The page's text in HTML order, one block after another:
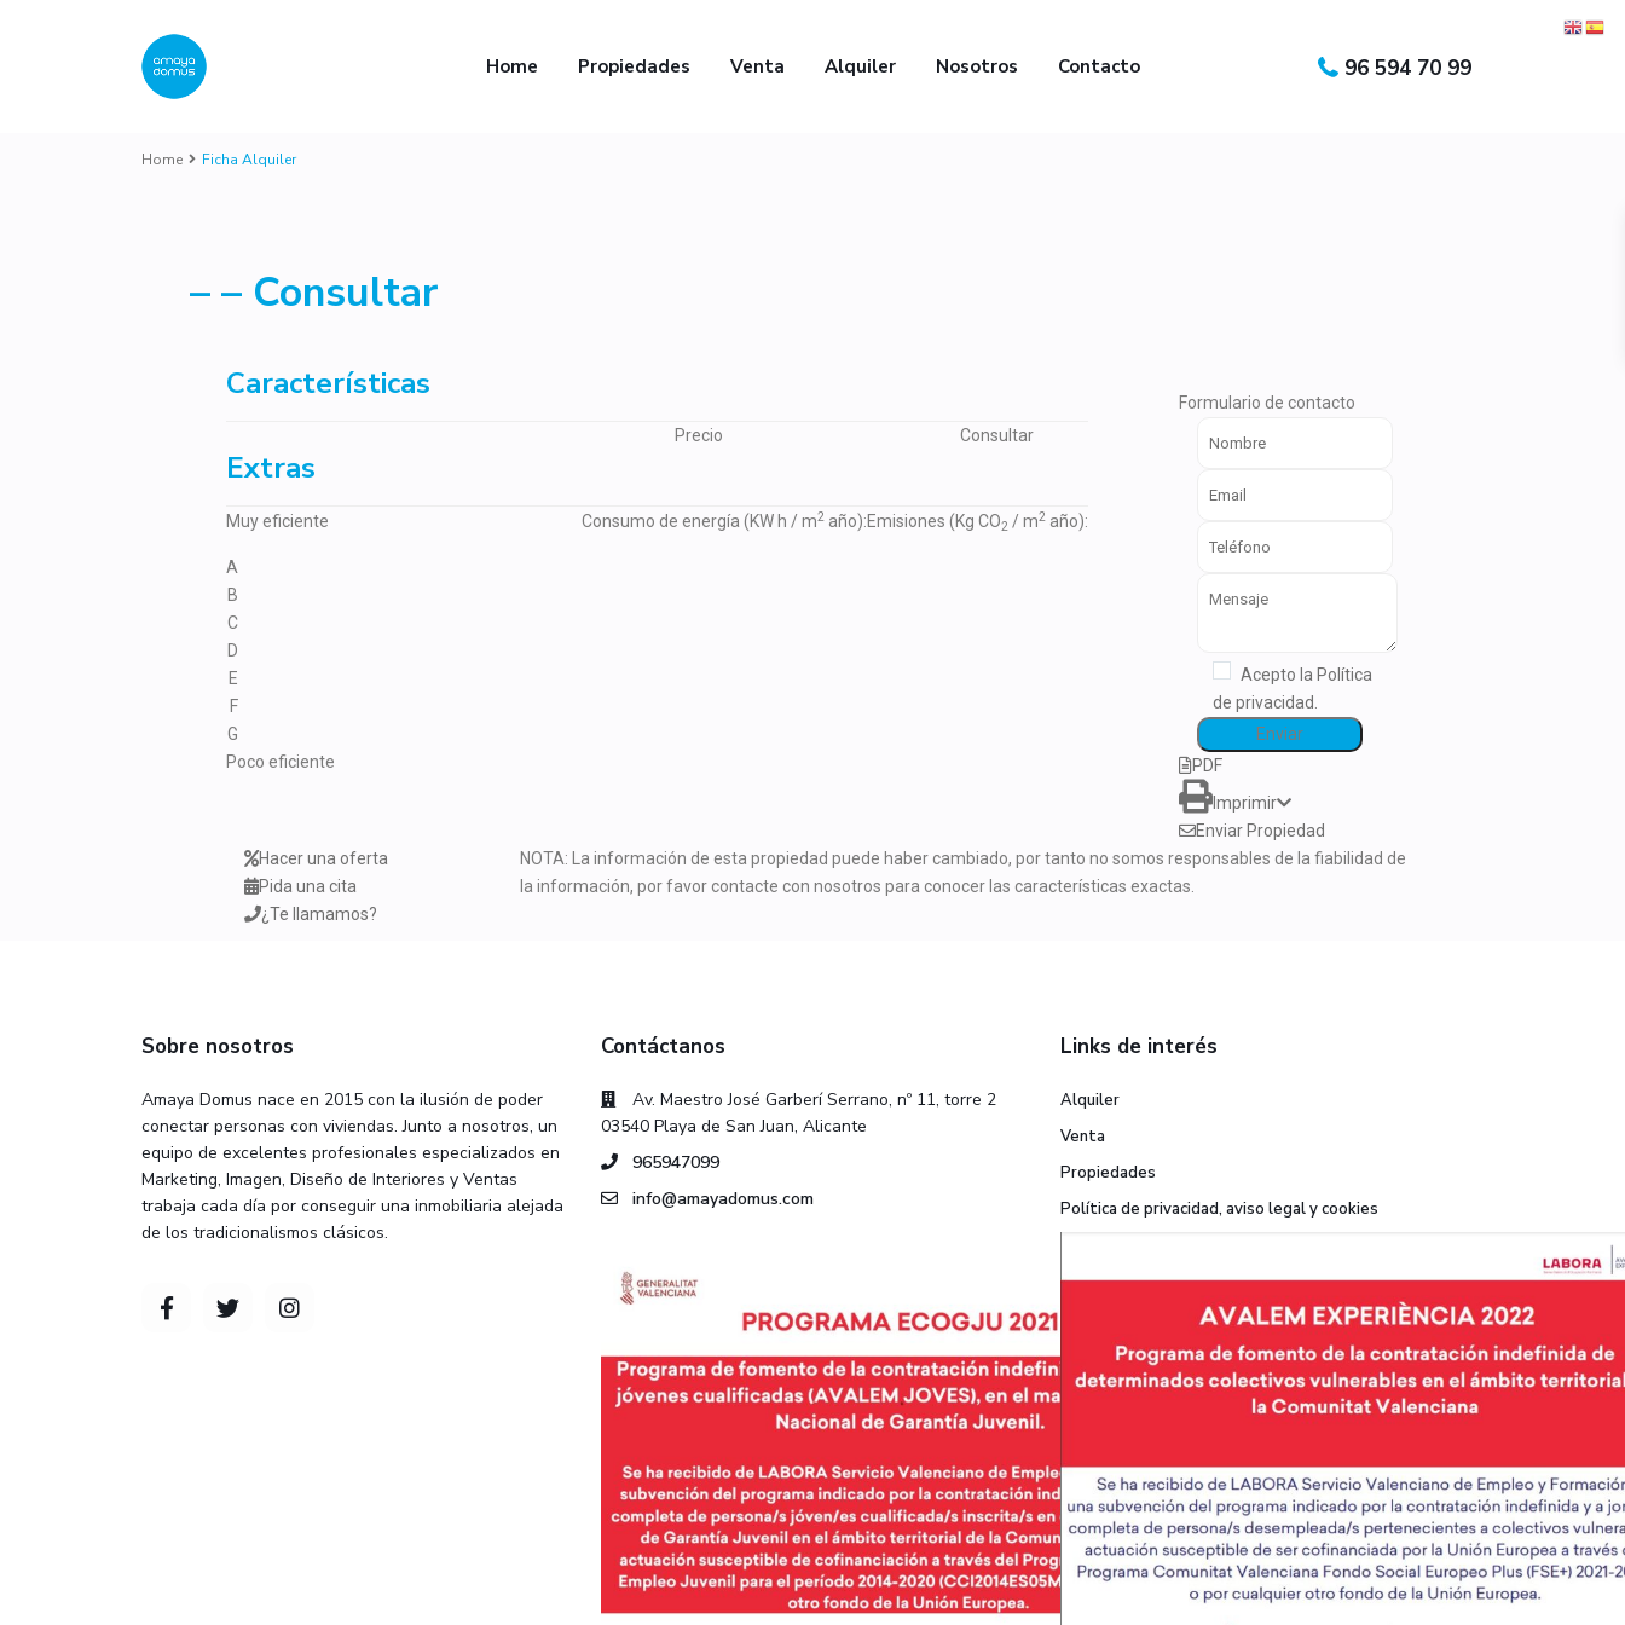
96 594 70 99
Home Propiedades Venta Alquiler Nosotros Contacto
Home Ficha Alquiler
– – Consultar
Características
Precio Consultar
Extras
Muy eficiente Consumo de energía (KW h / m2año):Emisiones (Kg CO2 / m2año):
A
B
C
D
E
F
G
Poco eficiente
Formulario de contacto
Acepto la Política
de privacidad.
PDF
Imprimir
Enviar Propiedad
Hacer una oferta
Pida una cita
¿Te llamamos?
NOTA: La información de esta propiedad puede haber cambiado, por tanto no somos responsables de la fiabilidad de
la información, por favor contacte con nosotros para conocer las características exactas.
Sobre nosotros
Amaya Domus nace en 2015 con la ilusión de poder
conectar personas con viviendas. Junto a nosotros, un
equipo de excelentes profesionales especializados en
Marketing, Imagen, Diseño de Interiores y Ventas
trabaja cada día por conseguir una inmobiliaria alejada
de los tradicionalismos clásicos.
Contáctanos
Av. Maestro José Garberí Serrano, nº 11, torre 2
03540 Playa de San Juan, Alicante
965947099
info@amayadomus.com
Links de interés
Alquiler
Venta
Propiedades
Política de privacidad, aviso legal y cookies